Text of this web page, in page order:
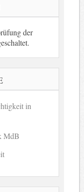
der
in
MdB